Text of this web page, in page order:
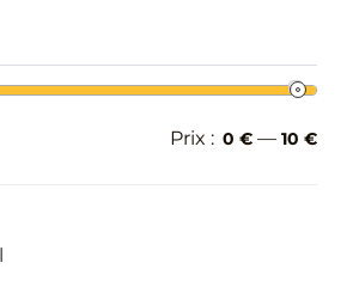
Prix : 0 € — 10 €